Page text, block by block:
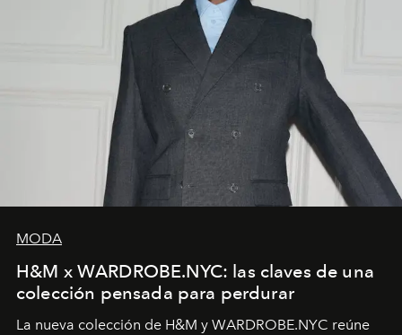
MODA
H&M x WARDROBE.NYC: las claves de una
colección pensada para perdurar
La nueva colección de H&M y WARDROBE.NYC reúne